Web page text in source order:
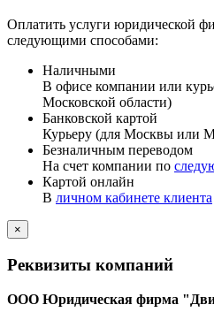
Оплатить услуги юридической
следующими способами:
Наличными
В офисе компании или
Московской области)
Банковской картой
Курьеру (для Москвы или
Безналичным переводом
На счет компании по
Картой онлайн
В личном кабинете клиента
×
Реквизиты компаний
ООО Юридическая фирма